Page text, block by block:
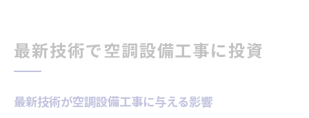
最新技術で空調設備工事に投資
最新技術が空調設備工事に与える影響